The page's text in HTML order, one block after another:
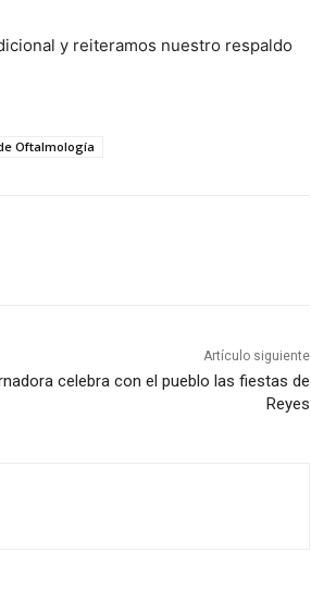
y reiteramos nuestro respaldo
Oftalmología
Artículo siguiente
celebra con el pueblo las fiestas de
Reyes